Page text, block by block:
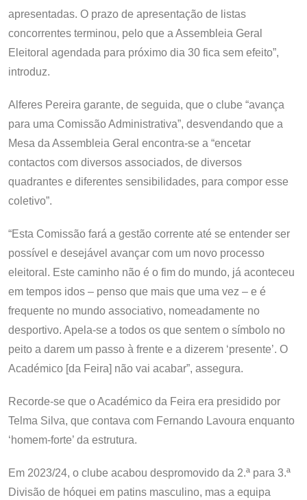
apresentadas. O prazo de apresentação de listas
concorrentes terminou, pelo que a Assembleia Geral
Eleitoral agendada para próximo dia 30 fica sem efeito”,
introduz.
Alferes Pereira garante, de seguida, que o clube “avança
para uma Comissão Administrativa”, desvendando que a
Mesa da Assembleia Geral encontra-se a “encetar
contactos com diversos associados, de diversos
quadrantes e diferentes sensibilidades, para compor esse
coletivo”.
“Esta Comissão fará a gestão corrente até se entender ser
possível e desejável avançar com um novo processo
eleitoral. Este caminho não é o fim do mundo, já aconteceu
em tempos idos – penso que mais que uma vez – e é
frequente no mundo associativo, nomeadamente no
desportivo. Apela-se a todos os que sentem o símbolo no
peito a darem um passo à frente e a dizerem ‘presente’. O
Académico [da Feira] não vai acabar”, assegura.
Recorde-se que o Académico da Feira era presidido por
Telma Silva, que contava com Fernando Lavoura enquanto
‘homem-forte’ da estrutura.
Em 2023/24, o clube acabou despromovido da 2.ª para 3.ª
Divisão de hóquei em patins masculino, mas a equipa